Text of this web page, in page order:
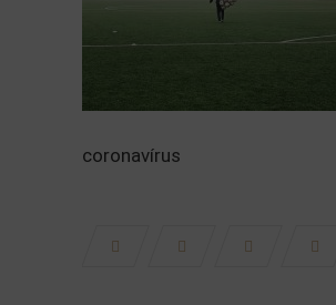
coronavírus